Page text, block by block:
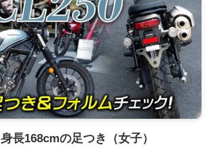
長168cmの足つき（女子）